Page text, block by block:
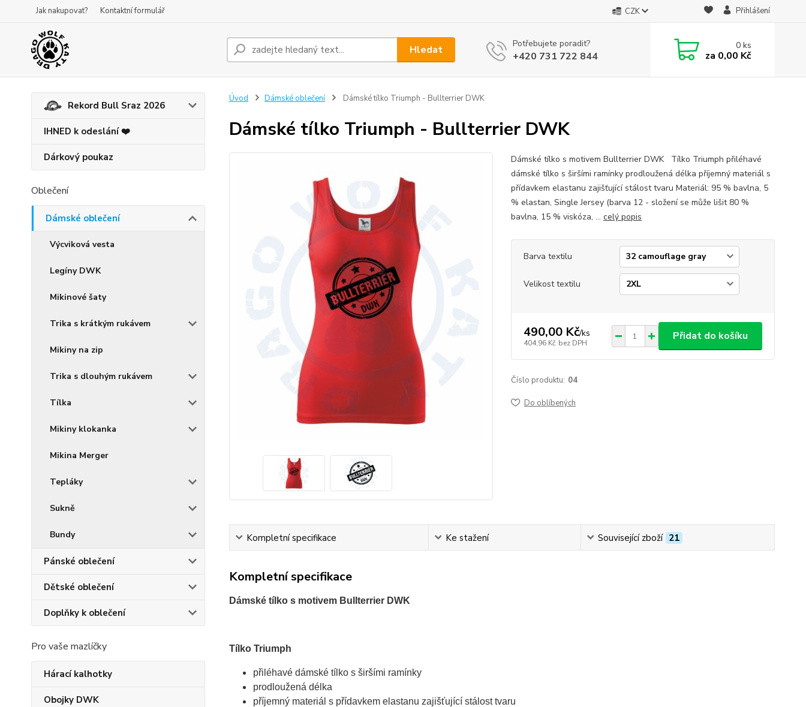
Jak nakupovat? Kontaktní formulář CZK Přihlášení
Hledat Potřebujete poradit?
+420 731 722 844
0ks
za 0,00 Kč
Rekord Bull Sraz 2026
IHNED k odeslání ❤️
Dárkový poukaz
Oblečení
Dámské oblečení
Výcviková vesta
Legíny DWK
Mikinové šaty
Trika s krátkým rukávem
Mikiny na zip
Trika s dlouhým rukávem
Tílka
Mikiny klokanka
Mikina Merger
Tepláky
Sukně
Bundy
Pánské oblečení
Dětské oblečení
Doplňky k oblečení
Pro vaše mazlíčky
Hárací kalhotky
Obojky DWK
Úvod Dámské oblečení Dámské tílko Triumph - Bullterrier DWK
Dámské tílko Triumph - Bullterrier DWK
Dámské tílko s motivem Bullterrier DWK Tílko Triumph přiléhavé
dámské tílko s širšími ramínky prodloužená délka příjemný materiál s
přídavkem elastanu zajišťující stálost tvaru Materiál: 95 % bavlna, 5
% elastan, Single Jersey (barva 12 - složení se může lišit 80 %
bavlna, 15 % viskóza, ... celý popis
Barva textilu
Velikost textilu
490,00 Kč/ks
404,96 Kč bez DPH
Přidat do košíku
Číslo produktu: 04
Do oblíbených
Kompletní specifikace Ke stažení Související zboží 21
Kompletní specifikace
Dámské tílko s motivem Bullterrier DWK
Tílko Triumph
přiléhavé dámské tílko s širšími ramínky
prodloužená délka
příjemný materiál s přídavkem elastanu zajišťující stálost tvaru